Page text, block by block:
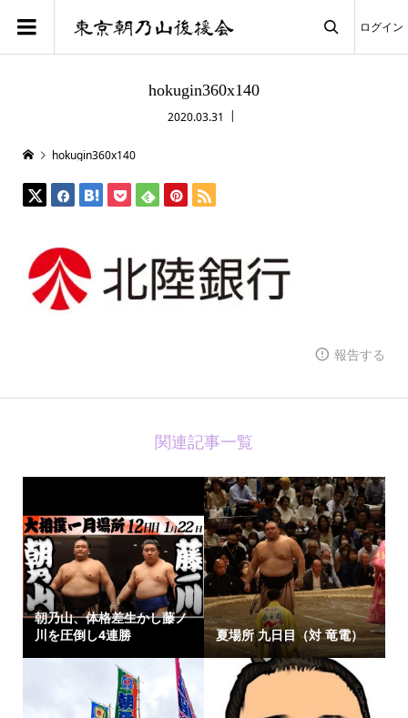
ログイン
hokugin360x140
2020.03.31
hokugin360x140
報告する
関連記事一覧
朝乃山、体格差生かし藤ノ
川を圧倒し4連勝
夏場所 九日目（対 竜電）